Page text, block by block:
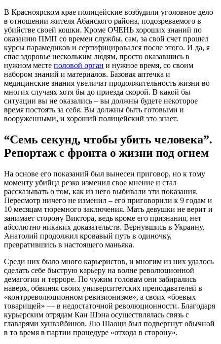
В Красноярском крае полицейские возбудили уголовное дело
в отношении жителя Абанского района, подозреваемого в
убийстве своей кошки. Кроме ОЧЕНЬ хороших знаний по
оказанию ПМП со времен службы, сам, за свой счет прошел
курсы парамедиков и сертифицировался после этого. И да, я
спас здоровье нескольким людям, просто оказавшись в
нужном месте половой орган и нужное время, со своим
набором знаний и материалов. Базовая аптечка и
медицинские знания увеличат продолжительность жизни во
многих случаях хотя бы до приезда скорой. В какой бы
ситуации вы не оказались – вы должны будете некоторое
время постоять за себя. Вы должны быть готовыми и
вооруженными, и хороший полицейский это знает.
“Семь секунд, чтобы убить человека”.
Репортаж с фронта о жизни под огнем
На основе его показаний был вынесен приговор, но к тому
моменту убийца резко изменил свое мнение и стал
рассказывать о том, как из него выбивали эти показания.
Пересмотр ничего не изменил – его приговорили к 9 годам и
10 месяцам тюремного заключения. Мать девушки не верит и
занимает сторону Виктора, ведь кроме его признания, нет
абсолютно никаких доказательств. Вернувшись в Украину,
Анатолий продолжил кровавый путь в одиночку,
превратившись в настоящего маньяка.
Среди них было много карьеристов, и многим из них удалось
сделать себе быструю карьеру на волне революционной
демагогии и терроре. По чужим головам они забирались
наверх, обвиняя своих университетских преподавателей в
«контрреволюционном ревизионизме», а своих «боевых
товарищей» — в недостаточной революционности. Благодаря
курьерским отрядам Кан Шэна осуществлялась связь с
главарями хунвэйбинов. Лю Шаоци был подвергнут обычной
в то время в партии процедуре «отхода в сторону».